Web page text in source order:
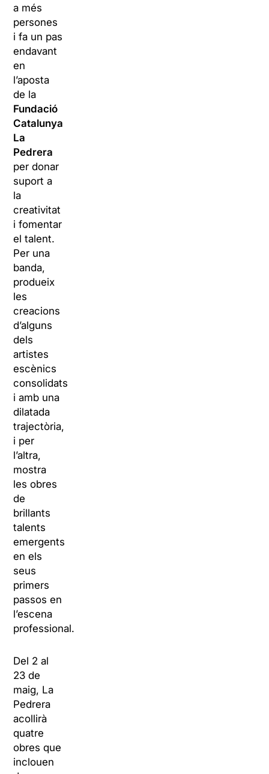
a més
persones
i fa un pas
endavant
en
l’aposta
de la
Fundació
Catalunya
La
Pedrera
per donar
suport a
la
creativitat
i fomentar
el talent.
Per una
banda,
produeix
les
creacions
d’alguns
dels
artistes
escènics
consolidats
i amb una
dilatada
trajectòria,
i per
l’altra,
mostra
les obres
de
brillants
talents
emergents
en els
seus
primers
passos en
l’escena
professional.
Del 2 al
23 de
maig, La
Pedrera
acollirà
quatre
obres que
inclouen